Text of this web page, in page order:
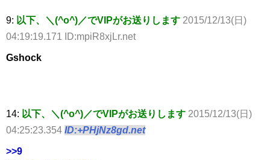
9: 以下、＼(^o^)／でVIPがお送りします 2015/12/13(日)
04:19:19.171 ID:mpiR8xjLr.net
Gshock
14: 以下、＼(^o^)／でVIPがお送りします 2015/12/13(日)
04:25:23.354 ID:+PHjNz8gd.net
>>9